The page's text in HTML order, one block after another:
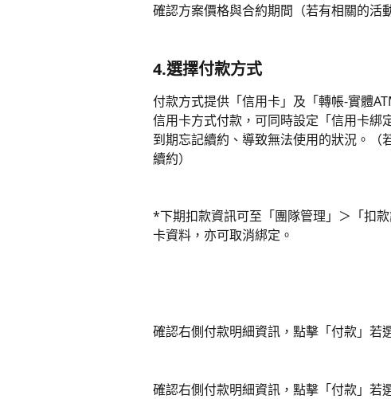
確認方案價格與合約期間（若有相關的活
4.選擇付款方式
付款方式提供「信用卡」及「轉帳-實體
信用卡方式付款，可同時設定「信用卡綁
到期忘記續約、導致無法使用的狀況。（
續約）
*下期扣款資訊可至「團隊管理」＞「扣
卡資料，亦可取消綁定。
確認右側付款明細資訊，點擊「付款」若
確認右側付款明細資訊，點擊「付款」若